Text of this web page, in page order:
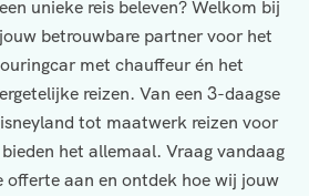
unieke reis beleven? Welkom bij
betrouwbare partner voor het
met chauffeur én het
reizen. Van een 3-daagse
tot maatwerk reizen voor
het allemaal. Vraag vandaag
offerte aan en ontdek hoe wij jouw